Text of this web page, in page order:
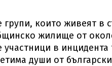
които живеят в
жилище от
участници в
души от